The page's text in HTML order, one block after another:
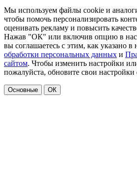
Мы используем файлы cookie и
чтобы помочь персонализировать
оценивать рекламу и повысить
Нажав "ОК" или включив опцию в
вы соглашаетесь с этим, как указано в
обработки персональных данных и
сайтом. Чтобы изменить настройки
пожалуйста, обновите свои
Основные ОК